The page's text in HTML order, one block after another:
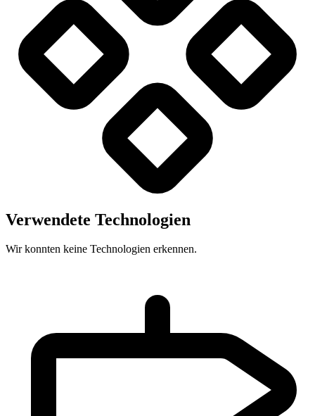
Verwendete Technologien
Wir konnten keine Technologien erkennen.